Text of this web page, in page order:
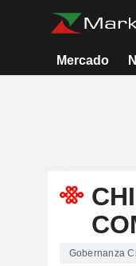
Mercado
Gobernanza